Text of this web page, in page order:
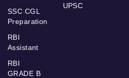
SSC CGL
Preparation
RBI
Assistant
RBI
GRADE B
UPSC